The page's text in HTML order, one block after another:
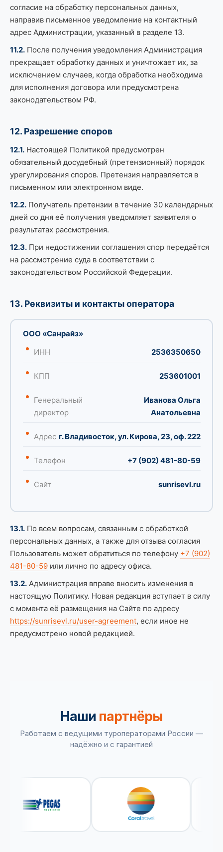
согласие на обработку персональных данных,
направив письменное уведомление на контактный
адрес Администрации, указанный в разделе 13.
11.2. После получения уведомления Администрация
прекращает обработку данных и уничтожает их, за
исключением случаев, когда обработка необходима
для исполнения договора или предусмотрена
законодательством РФ.
12. Разрешение споров
12.1. Настоящей Политикой предусмотрен
обязательный досудебный (претензионный) порядок
урегулирования споров. Претензия направляется в
письменном или электронном виде.
12.2. Получатель претензии в течение 30 календарных
дней со дня её получения уведомляет заявителя о
результатах рассмотрения.
12.3. При недостижении соглашения спор передаётся
на рассмотрение суда в соответствии с
законодательством Российской Федерации.
13. Реквизиты и контакты оператора
ООО «Санрайз»
ИНН
2536350650
КПП 253601001
Генеральный
директор
Иванова Ольга
Анатольевна
Адрес г. Владивосток, ул. Кирова, 23, оф. 222
Телефон +7 (902) 481-80-59
Сайт sunrisevl.ru
13.1. По всем вопросам, связанным с обработкой
персональных данных, а также для отзыва согласия
Пользователь может обратиться по телефону +7 (902)
481-80-59 или лично по адресу офиса.
13.2. Администрация вправе вносить изменения в
настоящую Политику. Новая редакция вступает в силу
с момента её размещения на Сайте по адресу
https://sunrisevl.ru/user-agreement, если иное не
предусмотрено новой редакцией.
Наши партнёры
Работаем с ведущими туроператорами России —
надёжно и с гарантией